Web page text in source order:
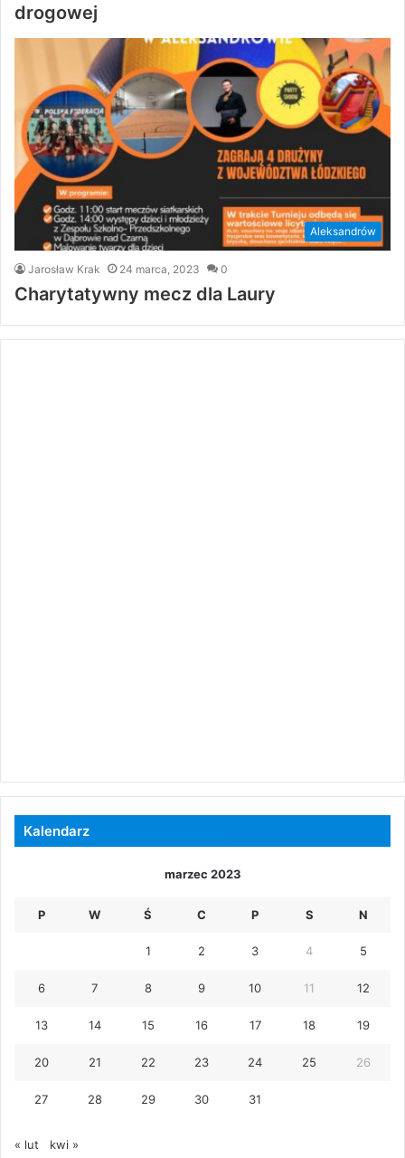
drogowej
Aleksandrów
Jarosław Krak 24 marca, 2023 0
Charytatywny mecz dla Laury
Kalendarz
marzec 2023
P W Ś C P S N
1 2 3 4 5
6 7 8 9 10 11 12
13 14 15 16 17 18 19
20 21 22 23 24 25 26
27 28 29 30 31
« lut kwi »